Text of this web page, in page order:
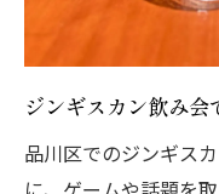
ジンギスカン飲み
品川区でのジンギス